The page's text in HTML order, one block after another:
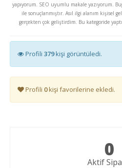
yapıyorum. SEO uyumlu makale yazıyorum.
ile sonuçlanmıştır. Asıl ilgi alanım kişisel
gerçekten çok geliştirdim. Bu kategoride
Profili 379kişi görüntüledi.
Profili 0kişi favorilerine ekledi.
0
Aktif